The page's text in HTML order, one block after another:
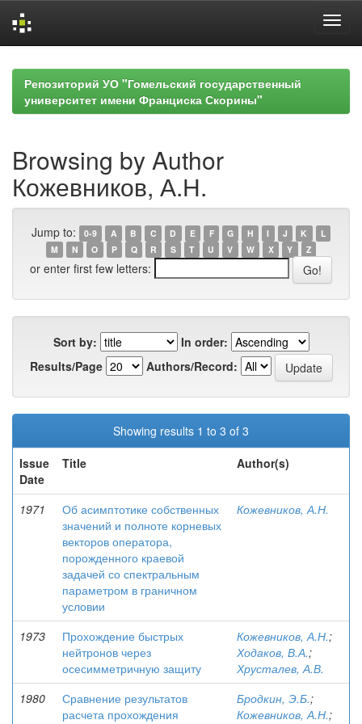
navigationРепозиторий УО "Гомельский государственный
университет имени Франциска Скорины"
Browsing by Author
Кожевников, А.Н.
Jump to: 0-9 A B C D E F G H I J K
L
M
N O P Q R S T U V W X Y Z
or enter first few letters:
Sort by:
In order:
Results/Page
Authors/Record:
Showing results 1 to 3 of 3
Issue
Date
Title Author(s)
1971
Об асимптотике собственных
значений и полноте корневых
векторов оператора,
порожденного краевой
задачей со спектральным
параметром в граничном
условии
Кожевников, А.Н.
1973
Прохождение быстрых
нейтронов через
осесимметричную защиту
Кожевников, А.Н.;
Ходаков, В.А.;
Хрусталев, А.В.
1980
Сравнение результатов
расчета прохождения
Бродкин, Э.Б.;
Кожевников, А.Н.;